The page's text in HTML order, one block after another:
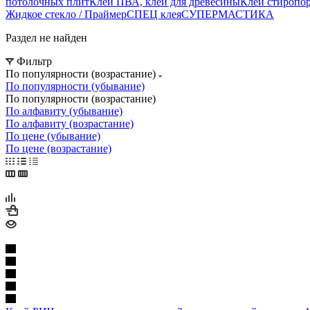
Жидкое стекло / ПраймерСПЕЦ клеяСУПЕРМАСТИКА
Раздел не найден
Фильтр
По популярности (возрастание)
По популярности (убывание)
По популярности (возрастание)
По алфавиту (убывание)
По алфавиту (возрастание)
По цене (убывание)
По цене (возрастание)